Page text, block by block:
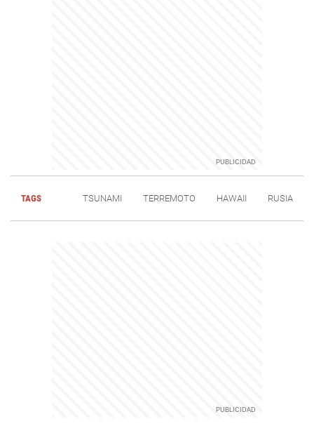
TAGS TSUNAMI TERREMOTO HAWAII RUSIA